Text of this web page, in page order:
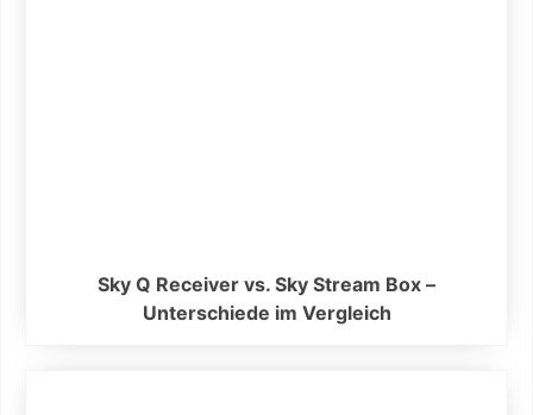
Sky Q Receiver vs. Sky Stream Box –
Unterschiede im Vergleich